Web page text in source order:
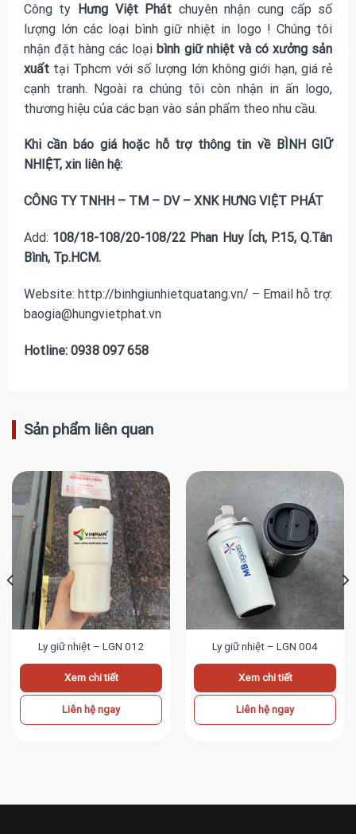
Công ty Hưng Việt Phát chuyên nhận cung cấp số
lượng lớn các loại bình giữ nhiệt in logo ! Chúng tôi
nhận đặt hàng các loại bình giữ nhiệt và có xưởng sản
xuấttại Tphcm với số lượng lớn không giới hạn, giá rẻ
cạnh tranh. Ngoài ra chúng tôi còn nhận in ấn logo,
thương hiệu của các bạn vào sản phẩm theo nhu cầu.
Khi cần báo giá hoặc hỗ trợ thông tin về BÌNH GIỮ
NHIỆT, xin liên hệ:
CÔNG TY TNHH – TM – DV – XNK HƯNG VIỆT PHÁT
Add: 108/18-108/20-108/22 Phan Huy Ích, P.15, Q.Tân
Bình, Tp.HCM.
Website: http://binhgiunhietquatang.vn/ – Email hỗ trợ:
baogia@hungvietphat.vn
Hotline: 0938 097 658
Sản phẩm liên quan
Ly giữ nhiệt – LGN 012
Xem chi tiết
Liên hệ ngay
Ly giữ nhiệt – LGN 004
Xem chi tiết
Liên hệ ngay